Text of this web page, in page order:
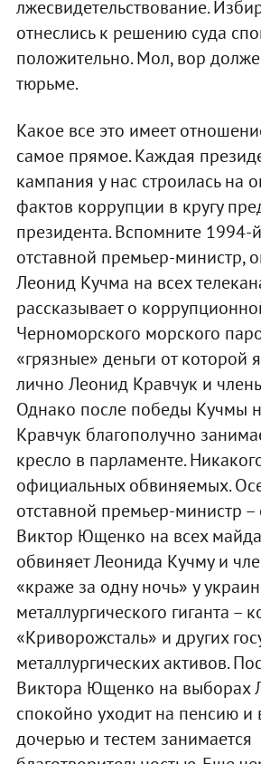
лжесвидетельствование.
отнеслись к решению суда
положительно. Мол, вор
тюрьме.
Какое все это имеет
самое прямое. Каждая
кампания у нас строилась на
фактов коррупции в кругу
президента. Вспомните 1994-
отставной премьер-министр,
Леонид Кучма на всех
рассказывает о
Черноморского морского
«грязные» деньги от которой
лично Леонид Кравчук и
Однако после победы Кучмы
Кравчук благополучно
кресло в парламенте.
официальных обвиняемых.
отставной премьер-министр
Виктор Ющенко на всех
обвиняет Леонида Кучму и
«краже за одну ночь» у
металлургического гиганта –
«Криворожсталь» и других
металлургических активов.
Виктора Ющенко на выборах
спокойно уходит на пенсию и
дочерью и тестем занимается